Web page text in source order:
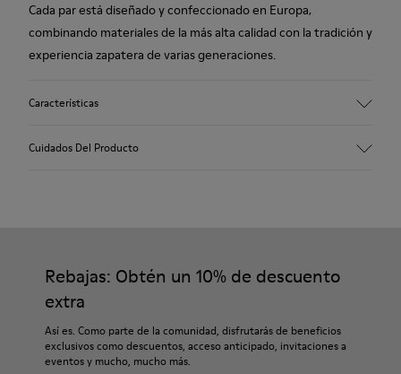
Cada par está diseñado y confeccionado en Europa,
combinando materiales de la más alta calidad con la tradición y
experiencia zapatera de varias generaciones.
Características
Plantilla de PU
Forro
Cuidados Del Producto
adecuados para el cuidado del calzado los protegerá y
garantizará que duren más tiempo.
Si deseas obtener información detallada sobre cómo cuidar de
tu par, visita nuestraGuía para el cuidado del calzado.
Rebajas: Obtén un 10% de descuento
extra
Así es. Como parte de la comunidad, disfrutarás de beneficios
exclusivos como descuentos, acceso anticipado, invitaciones a
eventos y mucho, mucho más.